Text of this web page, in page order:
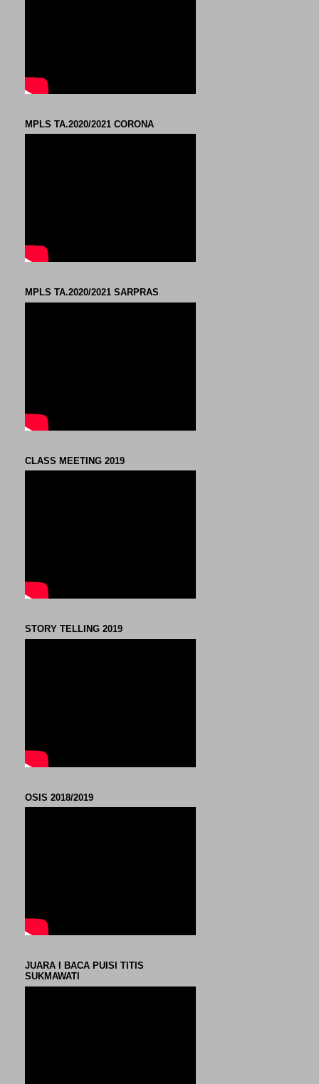
MPLS TA.2020/2021 CORONA
MPLS TA.2020/2021 SARPRAS
CLASS MEETING 2019
STORY TELLING 2019
OSIS 2018/2019
JUARA I BACA PUISI TITIS
SUKMAWATI